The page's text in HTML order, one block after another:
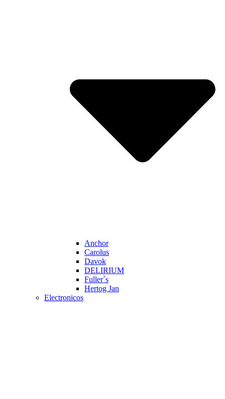
Anchor
Carolus
Davok
DELIRIUM
Fuller´s
Hertog Jan
Electronicos